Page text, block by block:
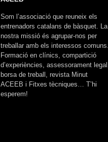
Som l’associació que reuneix els
entrenadors catalans de bàsquet. La
nostra missió és agrupar-nos per
treballar amb els interessos comuns.
Formació en clínics, compartició
d’experiències, assessorament legal,
borsa de treball, revista Minut
ACEEB i Fitxes tècniques… T’hi
esperem!